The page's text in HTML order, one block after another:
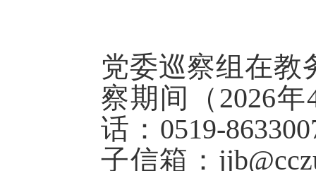
党委巡察组在教
察期间（2026
话：0519-
子信箱：